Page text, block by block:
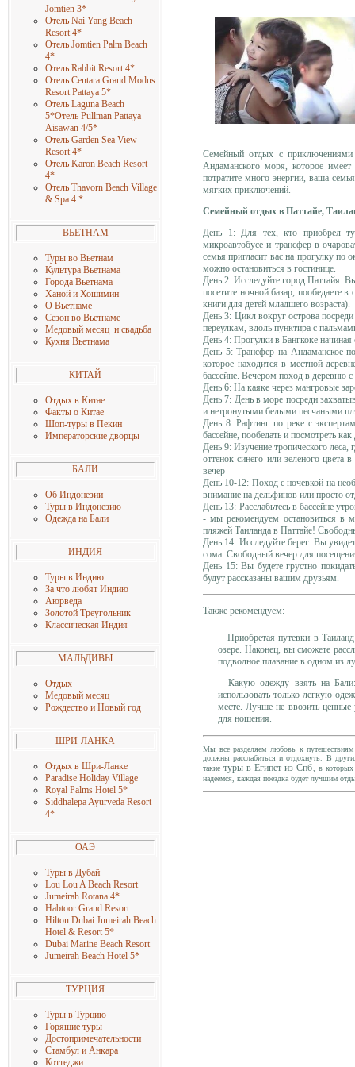
Jomtien 3*
Отель Nai Yang Beach
Resort 4*
Отель Jomtien Palm Beach
4*
Отель Rabbit Resort 4*
Отель Centara Grand Modus
Resort Pattaya 5*
Отель Laguna Beach
5*Отель Pullman Pattaya
Aisawan 4/5*
Отель Garden Sea View
Resort 4*
Отель Karon Beach Resort
4*
Отель Thavorn Beach Village
& Spa 4 *
ВЬЕТНАМ
Туры во Вьетнам
Культура Вьетнама
Города Вьетнама
Ханой и Хошимин
О Вьетнаме
Сезон во Вьетнаме
Медовый месяц и свадьба
Кухня Вьетнама
КИТАЙ
Отдых в Китае
Факты о Китае
Шоп-туры в Пекин
Императорские дворцы
БАЛИ
Об Индонезии
Туры в Индонезию
Одежда на Бали
ИНДИЯ
Туры в Индию
За что любят Индию
Аюрведа
Золотой Треугольник
Классическая Индия
МАЛЬДИВЫ
Отдых
Медовый месяц
Рождество и Новый год
ШРИ-ЛАНКА
Отдых в Шри-Ланке
Paradise Holiday Village
Royal Palms Hotel 5*
Siddhalepa Ayurveda Resort
4*
ОАЭ
Туры в Дубай
Lou Lou A Beach Resort
Jumeirah Rotana 4*
Habtoor Grand Resort
Hilton Dubai Jumeirah Beach
Hotel & Resort 5*
Dubai Marine Beach Resort
Jumeirah Beach Hotel 5*
ТУРЦИЯ
Туры в Турцию
Горящие туры
Достопримечательности
Стамбул и Анкара
Коттеджи
Семейный отдых с приключениями
Андаманского моря, которое
потратите много энергии, ваша
мягких приключений.
Семейный отдых в Паттайе,
День 1: Для тех, кто приобрел
микроавтобусе и трансфер в
семья пригласит вас на прогулку
можно остановиться в гостинице.
День 2: Исследуйте город Паттайя.
посетите ночной базар, пообедаете
книги для детей младшего возраста).
День 3: Цикл вокруг острова
переулкам, вдоль пунктира с
День 4: Прогулки в Бангкоке
День 5: Трансфер на Андаманское
которое находится в местной
бассейне. Вечером поход в деревню
День 6: На каяке через мангровые
День 7: День в море посреди
и нетронутыми белыми песчаными
День 8: Рафтинг по реке с
бассейне, пообедать и посмотреть
День 9: Изучение тропического
оттенок синего или зеленого цвета
вечер
День 10-12: Поход с ночевкой на
внимание на дельфинов или просто
День 13: Расслабьтесь в бассейне
- мы рекомендуем остановиться в
пляжей Таиланда в Паттайе!
День 14: Исследуйте берег. Вы
сома. Свободный вечер для
День 15: Вы будете грустно
будут рассказаны вашим друзьям.
Также рекомендуем:
Приобретаяпутевки в Таиланд
озере. Наконец, вы сможете
подводное плавание в одном из
Какую одежду взять на Бали
использовать только легкую
месте. Лучше не ввозить
для ношения.
Мы все разделяем любовь к
должны расслабиться и отдохнуть. В
такиетуры в Египет из Спб , в
надеемся, каждая поездка будет лучшим